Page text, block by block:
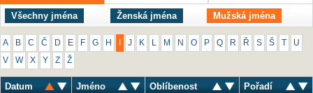
Všechny jména Ženská jména Mužská jména
A B C Č D E F G H J K M N O P Q R Ř S Š U
V W X Y Z Ž
Datum Jméno Oblíbenost
Pořadí